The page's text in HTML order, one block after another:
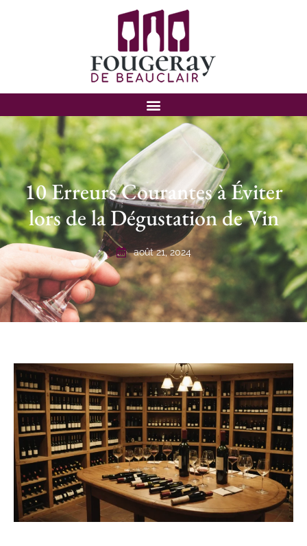
10 Erreurs Courantes à Éviter
lors de la Dégustation de Vin
août 21, 2024